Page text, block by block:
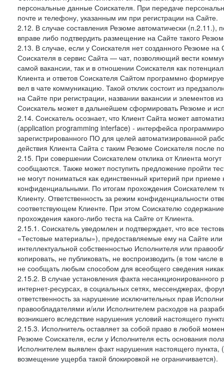
персональные данные Соискателя. При передаче
почте и телефону, указанным им при регистрации на Сайте.
2.12. В случае составления Резюме автоматически (п.2.11.),
вправе либо подтвердить размещение на Сайте такого
2.13. В случае, если у Соискателя нет созданного Резюме
Соискателя в сервис Сайта — чат, позволяющий вести
самой вакансии, так и в отношении Соискателя как
Клиента и ответов Соискателя Сайтом программно
вел в чате коммуникацию. Такой отклик состоит из
на Сайте при регистрации, названии вакансии и элементов
Соискатель может в дальнейшем сформировать Резюме и
2.14. Соискатель осознает, что Клиент Сайта может
(application programming interface) - интерфейса
зарегистрированного ПО для целей автоматизированной
действия Клиента Сайта с таким Резюме Соискателя после
2.15. При совершении Соискателем отклика от Клиента
сообщаются. Также может поступить предложение пройти
не могут пониматься как единственный критерий при
конфиденциальными. По итогам прохождения Соискателем
Клиенту. Ответственность за режим конфиденциальности
соответствующем Клиенте. При этом Соискателю содержание
прохождения какого-либо теста на Сайте от Клиента.
2.15.1. Соискатель уведомлен и подтверждает, что все
«Тестовые материалы»), предоставляемые ему на Сайте
интеллектуальной собственностью Исполнителя или
копировать, не публиковать, не воспроизводить (в том
не сообщать любым способом для всеобщего сведения
2.15.2. В случае установления факта
интернет-ресурсах, в социальных сетях, мессенджерах,
ответственность за нарушение исключительных прав
правообладателями и/или Исполнителем расходов на
возникшего вследствие нарушения условий настоящего
2.15.3. Исполнитель оставляет за собой право в любой
Резюме Соискателя, если у Исполнителя есть основания
Исполнителем выявлен факт нарушения настоящего
возмещение ущерба такой блокировкой не ограничивается).